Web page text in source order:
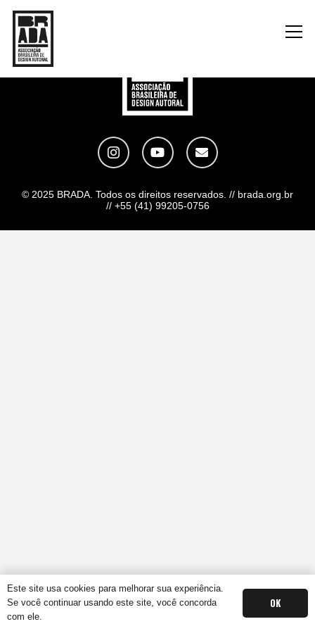
© 2025 BRADA. Todos os direitos reservados. // brada.org.br
// +55 (41) 99205-0756
Este site usa cookies para melhorar sua experiência.
Se você continuar usando este site, você concorda
com ele.
OK